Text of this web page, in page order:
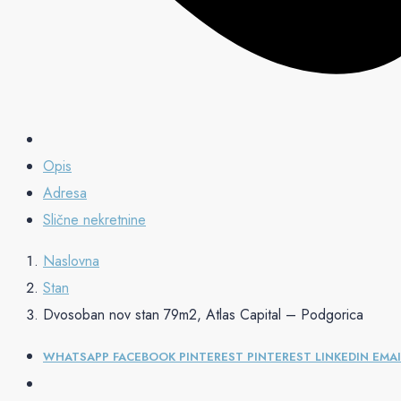
Opis
Adresa
Slične nekretnine
Naslovna
Stan
Dvosoban nov stan 79m2, Atlas Capital – Podgorica
WHATSAPP FACEBOOK PINTEREST PINTEREST LINKEDIN